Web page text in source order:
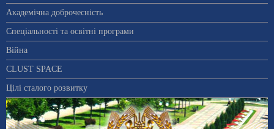
Академічна доброчесність
Спеціальності та освітні програми
Війна
CLUST SPACE
Цілі сталого розвитку